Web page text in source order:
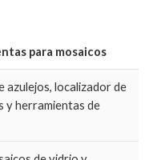
para mosaicos
azulejos, localizador de
y herramientas de